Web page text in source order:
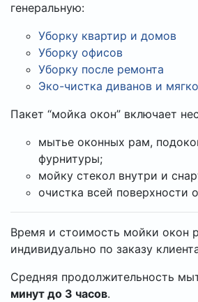
генеральную:
Уборку квартир и домов
Уборку офисов
Уборку после ремонта
Эко-чистка диванов и
Пакет “мойка окон” включает
мытье оконных рам,
фурнитуры;
мойку стекол внутри и
очистка всей поверхности
Время и стоимость мойки окон
индивидуально по заказу
Средняя продолжительность
минут до 3 часов.